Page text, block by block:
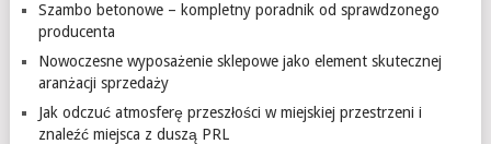
Szambo betonowe – kompletny poradnik od sprawdzonego
producenta
Nowoczesne wyposażenie sklepowe jako element skutecznej
aranżacji sprzedaży
Jak odczuć atmosferę przeszłości w miejskiej przestrzeni i
znaleźć miejsca z duszą PRL